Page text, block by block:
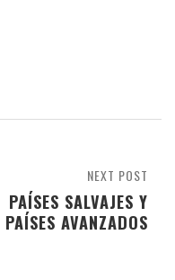
NEXT POST
PAÍSES SALVAJES Y
PAÍSES AVANZADOS